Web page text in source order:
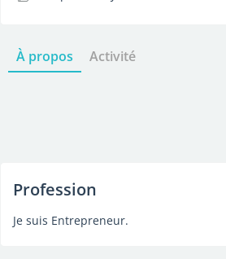
À propos Activité
Profession
Je suis Entrepreneur.